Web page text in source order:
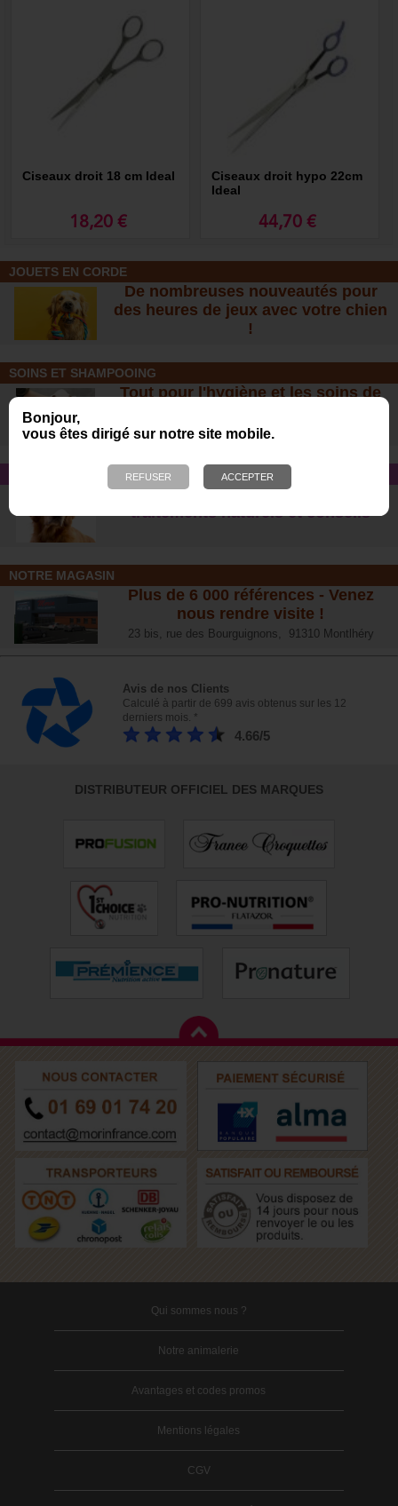
Bonjour,
vous êtes dirigé sur notre site mobile.
Ciseaux droit 18 cm Ideal
18,20 €
Ciseaux droit hypo 22cm
Ideal
44,70 €
JOUETS EN CORDE
De nombreuses nouveautés pour
des heures de jeux avec votre chien
!
SOINS ET SHAMPOOING
Tout pour l'hygiène et les soins de
L’arthrose chez le chien :
traitements naturels et conseils
NOTRE MAGASIN
Plus de 6 000 références - Venez
nous rendre visite !
23 bis, rue des Bourguignons, 91310 Montlhéry
Avis de nos Clients
Calculé à partir de 699 avis obtenus sur les 12
derniers mois. *
4.66/5
DISTRIBUTEUR OFFICIEL DES MARQUES
Qui sommes nous ?
Notre animalerie
Avantages et codes promos
Mentions légales
CGV